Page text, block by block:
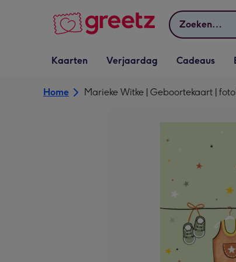
Zoeken
Vervolgkeuzelijst
Kaarten openen
Kaarten
Vervolgkeuzelijst
Verjaardag openen
Verjaardag
Vervolgkeuzelijst
Cadeaus openen
Cadeaus
Home Marieke Witke | Geboortekaart |